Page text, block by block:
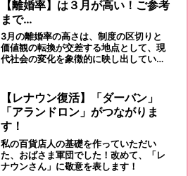
【離婚率】は３月が高い！ご参考
まで…
3月の離婚率の高さは、制度の区切りと
価値観の転換が交差する地点として、現
代社会の変化を象徴的に映し出している
【レナウン復活】「ダーバン」
「アランドロン」がつながりま
す！
私の百貨店人の基礎を作っていただい
た、おばさま軍団でした！改めて、「レ
ナウンさん」に敬意を表します！